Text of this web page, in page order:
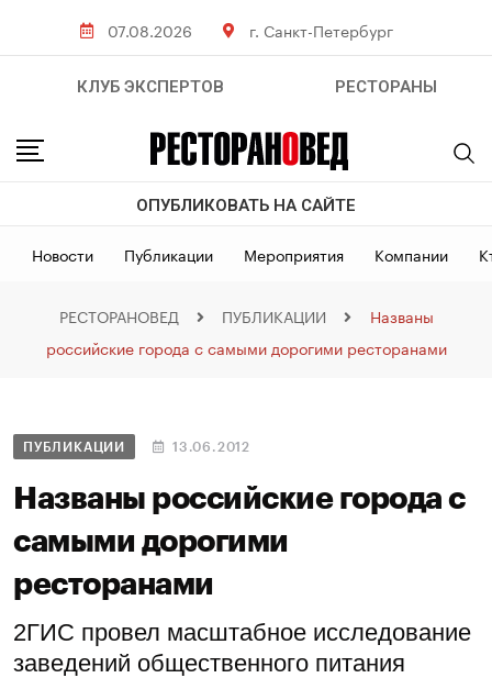
07.08.2026 г. Санкт-Петербург
КЛУБ ЭКСПЕРТОВ РЕСТОРАНЫ
ОПУБЛИКОВАТЬ НА САЙТЕ
Новости Публикации Мероприятия Компании
РЕСТОРАНОВЕД ПУБЛИКАЦИИ
Названы
российские города с самыми дорогими ресторанами
ПУБЛИКАЦИИ 13.06.2012
Названы российские города с
самыми дорогими
ресторанами
2ГИС провел масштабное исследование
заведений общественного питания